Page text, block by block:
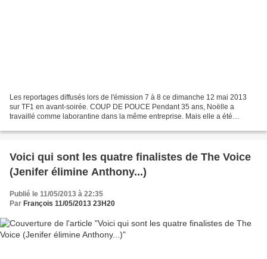
Les reportages diffusés lors de l'émission 7 à 8 ce dimanche 12 mai 2013
sur TF1 en avant-soirée. COUP DE POUCE Pendant 35 ans, Noëlle a
travaillé comme laborantine dans la même entreprise. Mais elle a été
Voici qui sont les quatre finalistes de The Voice
(Jenifer élimine Anthony...)
Publié le 11/05/2013 à 22:35
Par François 11/05/2013 23H20